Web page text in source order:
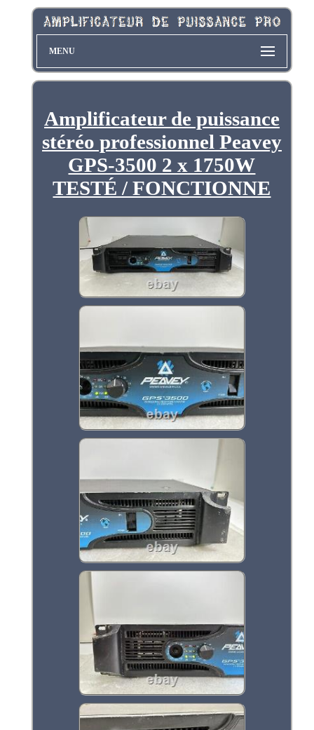
MENU
Amplificateur de puissance
stéréo professionnel Peavey
GPS-3500 2 x 1750W
TESTÉ / FONCTIONNE